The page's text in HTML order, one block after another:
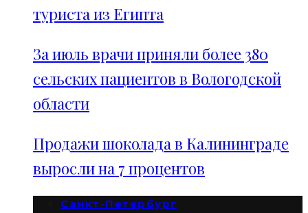
туриста из Египта
За июль врачи приняли более 380
сельских пациентов в Вологодской
области
Продажи шоколада в Калининграде
выросли на 7 процентов
Санкт-Петербург